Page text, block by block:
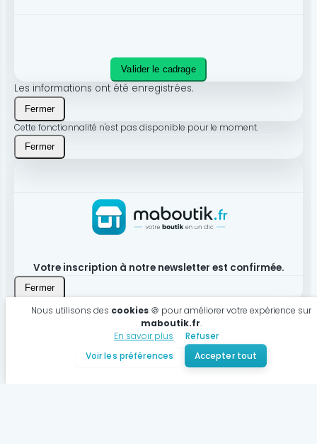
Valider le cadrage
Les informations ont été enregistrées.
Fermer
Cette fonctionnalité n'est pas disponible pour le moment.
Fermer
Votre inscription à notre newsletter est confirmée.
Fermer
Produit bien ajouté à votre panier
Continuer mes achats
Nous utilisons des cookies 🍪 pour améliorer votre expérience sur
maboutik.fr.
En savoir plus
Refuser
Voir les préférences
Accepter tout